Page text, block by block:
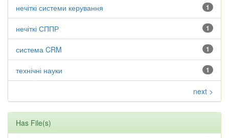
1
нечіткі системи керування
1
нечіткі СППР
1
система CRM
1
технічні науки
next >
Has File(s)